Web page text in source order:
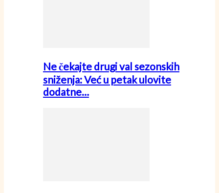
Ne čekajte drugi val sezonskih
sniženja: Već u petak ulovite
dodatne…